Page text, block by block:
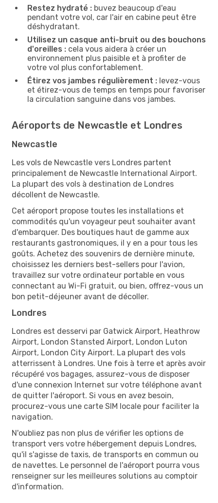
Restez hydraté : buvez beaucoup d'eau
pendant votre vol, car l'air en cabine peut être
déshydratant.
Utilisez un casque anti-bruit ou des bouchons
d'oreilles : cela vous aidera à créer un
environnement plus paisible et à profiter de
votre vol plus confortablement.
Étirez vos jambes régulièrement : levez-vous
et étirez-vous de temps en temps pour favoriser
la circulation sanguine dans vos jambes.
Aéroports de Newcastle et Londres
Newcastle
Les vols de Newcastle vers Londres partent
principalement de Newcastle International Airport.
La plupart des vols à destination de Londres
décollent de Newcastle.
Cet aéroport propose toutes les installations et
commodités qu'un voyageur peut souhaiter avant
d'embarquer. Des boutiques haut de gamme aux
restaurants gastronomiques, il y en a pour tous les
goûts. Achetez des souvenirs de dernière minute,
choisissez les derniers best-sellers pour l'avion,
travaillez sur votre ordinateur portable en vous
connectant au Wi-Fi gratuit, ou bien, offrez-vous un
bon petit-déjeuner avant de décoller.
Londres
Londres est desservi par Gatwick Airport, Heathrow
Airport, London Stansted Airport, London Luton
Airport, London City Airport. La plupart des vols
atterrissent à Londres. Une fois à terre et après avoir
récupéré vos bagages, assurez-vous de disposer
d'une connexion Internet sur votre téléphone avant
de quitter l'aéroport. Si vous en avez besoin,
procurez-vous une carte SIM locale pour faciliter la
navigation.
N'oubliez pas non plus de vérifier les options de
transport vers votre hébergement depuis Londres,
qu'il s'agisse de taxis, de transports en commun ou
de navettes. Le personnel de l'aéroport pourra vous
renseigner sur les meilleures solutions au comptoir
d'information.